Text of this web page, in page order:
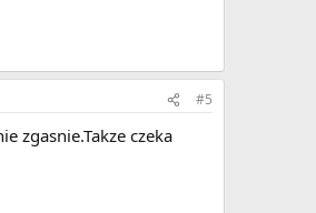
#5
zgasnie.Takze czeka